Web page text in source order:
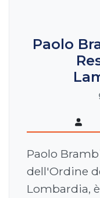
Paolo
Paolo
dell'Ordine
Lombardia,